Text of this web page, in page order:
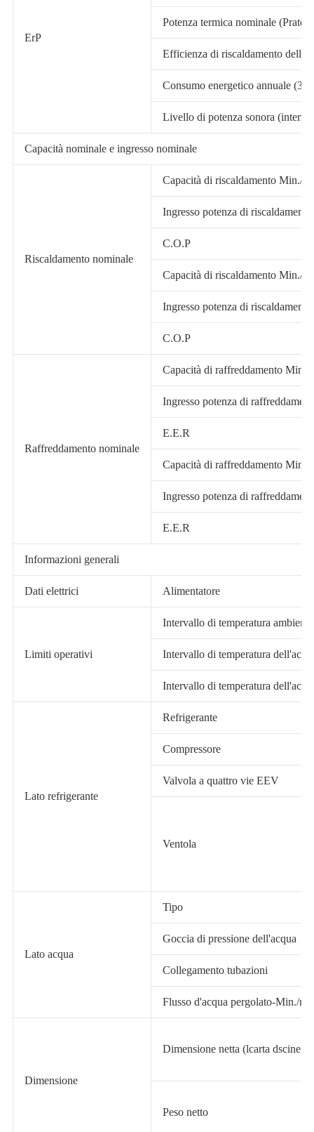
ErP
Potenza termica nominale
Efficienza di riscaldamento dello
Consumo energetico annuale (35
Livello di potenza sonora
Capacità nominale e ingresso nominale
Riscaldamento nominale
Capacità di riscaldamento Min./
Ingresso potenza di
C.O.P
Capacità di riscaldamento Min./
Ingresso potenza di
C.O.P
Raffreddamento nominale
Capacità di raffreddamento Min./
Ingresso potenza di
E.E.R
Capacità di raffreddamento Min./
Ingresso potenza di
E.E.R
Informazioni generali
Dati elettrici Alimentatore
Limiti operativi
Intervallo di temperatura ambiente
Intervallo di temperatura
Intervallo di temperatura
Lato refrigerante
Refrigerante
Compressore
Valvola a quattro vie EEV
Ventola
Lato acqua
Tipo
Goccia di pressione dell'acqua
Collegamento tubazioni
Flusso d'acqua pergolato-Min./
Dimensione
Dimensione netta (lcarta dscine h)
Peso netto